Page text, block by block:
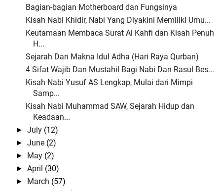
Bagian-bagian Motherboard dan Fungsinya
Kisah Nabi Khidir, Nabi Yang Diyakini Memiliki Umu...
Keutamaan Membaca Surat Al Kahfi dan Kisah Penuh
H...
Sejarah Dan Makna Idul Adha (Hari Raya Qurban)
4 Sifat Wajib Dan Mustahil Bagi Nabi Dan Rasul Bes...
Kisah Nabi Yusuf AS Lengkap, Mulai dari Mimpi
Samp...
Kisah Nabi Muhammad SAW, Sejarah Hidup dan
Keadaan...
►July (12)
►June (2)
► May (2)
►April (30)
► March (57)